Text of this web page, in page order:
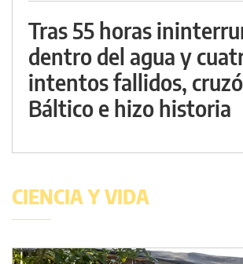
Tras 55 horas
dentro del agua y
intentos fallidos,
Báltico e hizo historia
CIENCIA Y VIDA